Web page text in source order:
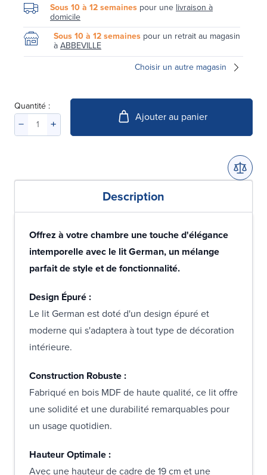
Sous 10 à 12 semaines pour une livraison à
domicile
Sous 10 à 12 semaines pour un retrait au magasin
àABBEVILLE
Choisir un autre magasin
Quantité :
Ajouter au panier
Description
Offrez à votre chambre une touche d'élégance
intemporelle avec le lit German, un mélange
parfait de style et de fonctionnalité.
Design Épuré :
Le lit German est doté d'un design épuré et
moderne qui s'adaptera à tout type de décoration
intérieure.
Construction Robuste :
Fabriqué en bois MDF de haute qualité, ce lit offre
une solidité et une durabilité remarquables pour
un usage quotidien.
Hauteur Optimale :
Avec une hauteur de cadre de 19 cm et une